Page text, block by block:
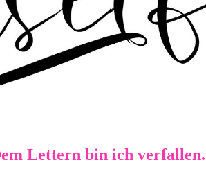
Lettern bin ich verfallen.